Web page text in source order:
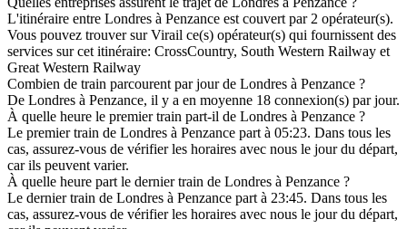
L'itinéraire entre Londres à Penzance est couvert par 2 opérateur(s).
Vous pouvez trouver sur Virail ce(s) opérateur(s) qui fournissent des
services sur cet itinéraire: CrossCountry, South Western Railway et
Great Western Railway
Combien de train parcourent par jour de Londres à Penzance ?
De Londres à Penzance, il y a en moyenne 18 connexion(s) par jour.
À quelle heure le premier train part-il de Londres à Penzance ?
Le premier train de Londres à Penzance part à 05:23. Dans tous les
cas, assurez-vous de vérifier les horaires avec nous le jour du départ,
car ils peuvent varier.
À quelle heure part le dernier train de Londres à Penzance ?
Le dernier train de Londres à Penzance part à 23:45. Dans tous les
cas, assurez-vous de vérifier les horaires avec nous le jour du départ,